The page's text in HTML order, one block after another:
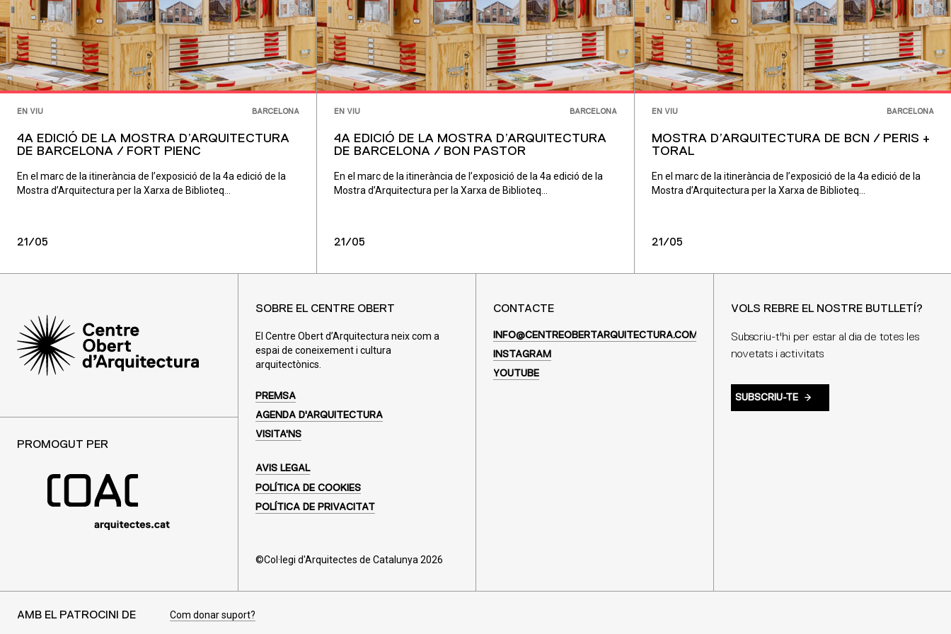
EN VIU BARCELONA
4A EDICIÓ DE LA MOSTRA D’ARQUITECTURA
DE BARCELONA / FORT PIENC
En el marc de la itinerància de l’exposició de la 4a edició de la
Mostra d’Arquitectura per la Xarxa de Biblioteq...
21/05
EN VIU BARCELONA
4A EDICIÓ DE LA MOSTRA D’ARQUITECTURA
DE BARCELONA / BON PASTOR
En el marc de la itinerància de l’exposició de la 4a edició de la
Mostra d’Arquitectura per la Xarxa de Biblioteq...
21/05
EN VIU BARCELONA
MOSTRA D’ARQUITECTURA DE BCN / PERIS +
TORAL
En el marc de la itinerància de l’exposició de la 4a edició de la
Mostra d’Arquitectura per la Xarxa de Biblioteq...
21/05
PROMOGUT PER
SOBRE EL CENTRE OBERT
El Centre Obert d’Arquitectura neix com a
espai de coneixement i cultura
arquitectònics.
PREMSA
AGENDA D'ARQUITECTURA
VISITA'NS
AVIS LEGAL
POLÍTICA DE COOKIES
POLÍTICA DE PRIVACITAT
©Col·legi d'Arquitectes de Catalunya 2026
CONTACTE
INFO@CENTREOBERTARQUITECTURA.COM
INSTAGRAM
YOUTUBE
VOLS REBRE EL NOSTRE BUTLLETÍ?
Subscriu-t'hi per estar al dia de totes les
novetats i activitats
SUBSCRIU-TE
AMB EL PATROCINI DE Com donar suport?